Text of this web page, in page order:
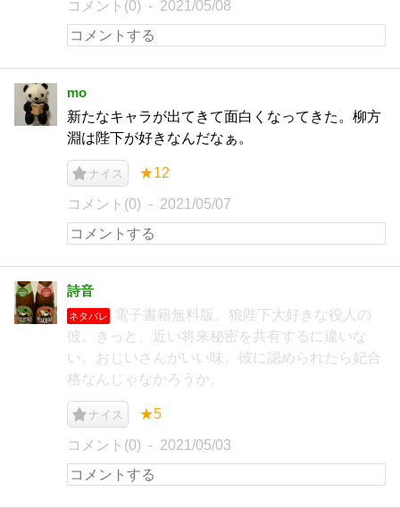
コメント(0) 2021/05/08
mo
新たなキャラが出てきて面白くなってきた。柳方
淵は陛下が好きなんだなぁ。
ナイス ★12
コメント(0) 2021/05/07
詩音
ネタバレ
電子書籍無料版。狼陛下大好きな役人の
彼。きっと、近い将来秘密を共有するに違いな
い。おじいさんがいい味。彼に認められたら妃合
格なんじゃなかろうか。
ナイス ★5
コメント(0) 2021/05/03